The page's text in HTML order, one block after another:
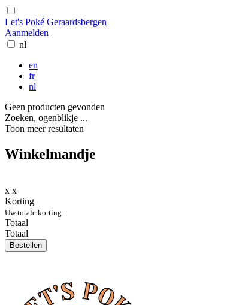
Let's Poké Geraardsbergen
Aanmelden
nl
en
fr
nl
Geen producten gevonden
Zoeken, ogenblikje ...
Toon meer resultaten
Winkelmandje
x x
Korting
Uw totale korting:
Totaal
Totaal
Bestellen